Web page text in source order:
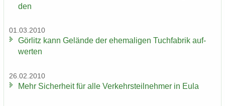
den
01.03.2010
Gör­litz kann Ge­län­de der ehe­ma­li­gen Tuch­fa­brik auf­
wer­ten
26.02.2010
Mehr Si­cher­heit für alle Ver­kehrs­teil­neh­mer in Eula